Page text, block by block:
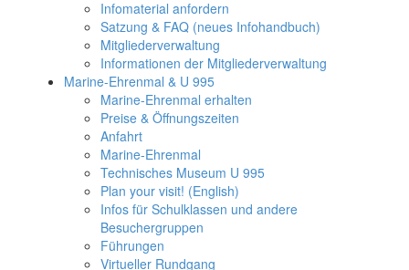
Infomaterial anfordern
Satzung & FAQ (neues Infohandbuch)
Mitgliederverwaltung
Informationen der Mitgliederverwaltung
Marine-Ehrenmal & U 995
Marine-Ehrenmal erhalten
Preise & Öffnungszeiten
Anfahrt
Marine-Ehrenmal
Technisches Museum U 995
Plan your visit! (English)
Infos für Schulklassen und andere
Besuchergruppen
Führungen
Virtueller Rundgang